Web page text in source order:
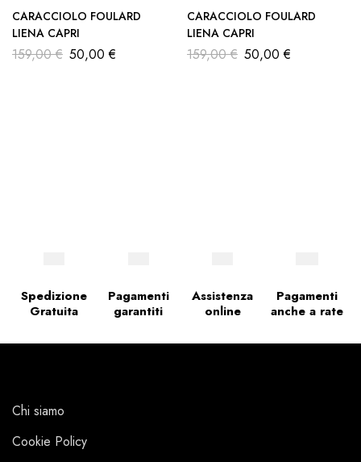
CARACCIOLO FOULARD
LIENA CAPRI
159,00€ 50,00€
CARACCIOLO FOULARD
LIENA CAPRI
159,00€ 50,00€
Spedizione
Gratuita
Pagamenti
garantiti
Assistenza
online
Pagamenti
anche a rate
Chi siamo
Cookie Policy